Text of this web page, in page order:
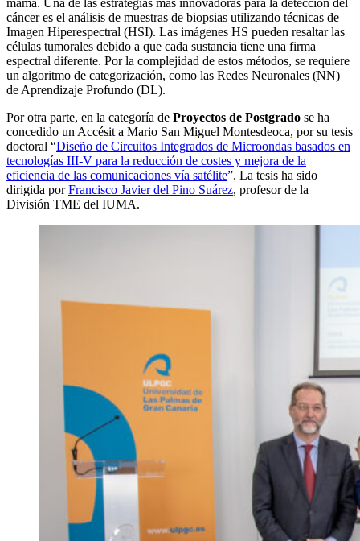
cáncer es el análisis de muestras de biopsias utilizando técnicas de
Imagen Hiperespectral (HSI). Las imágenes HS pueden resaltar las
células tumorales debido a que cada sustancia tiene una firma
espectral diferente. Por la complejidad de estos métodos, se requiere
un algoritmo de categorización, como las Redes Neuronales (NN)
de Aprendizaje Profundo (DL).
Por otra parte, en la categoría de Proyectos de Postgrado se ha
concedido un Accésit a Mario San Miguel Montesdeoca, por su tesis
doctoral “Diseño de Circuitos Integrados de Microondas basados en
tecnologías III-V para la reducción de costes y mejora de la
eficiencia de las comunicaciones vía satélite”. La tesis ha sido
dirigida porFrancisco Javier del Pino Suárez, profesor de la
División TME del IUMA.